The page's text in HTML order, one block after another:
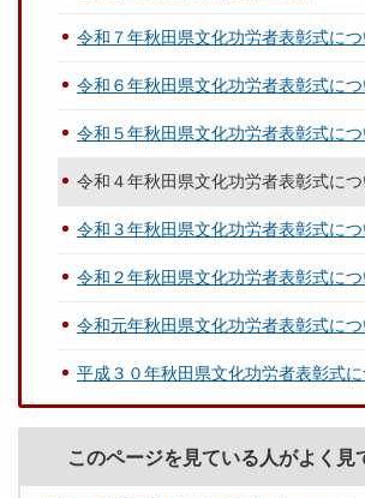
令和７年秋田県文化功労者表彰式に
令和６年秋田県文化功労者表彰式に
令和５年秋田県文化功労者表彰式に
令和４年秋田県文化功労者表彰式につ
令和３年秋田県文化功労者表彰式に
令和２年秋田県文化功労者表彰式に
令和元年秋田県文化功労者表彰式に
平成３０年秋田県文化功労者表彰式
このページを見ている人がよく見